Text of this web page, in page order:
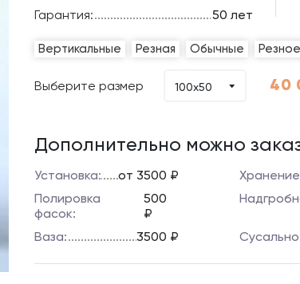
Гарантия:
50 лет
Вертикальные Резная Обычные
Выберите размер 100х50 40
Дополнительно можно
Установка: от 3500 ₽
Полировка
фасок:
500
₽
Ваза: 3500 ₽